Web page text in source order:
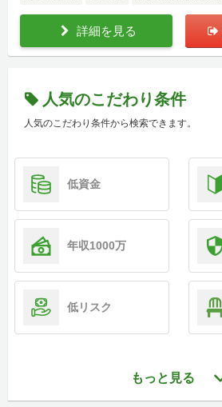
詳細を見る
人気のこだわり条件
人気のこだわり条件から検索できます。
低資金
年収1000万
低リスク
もっと見る